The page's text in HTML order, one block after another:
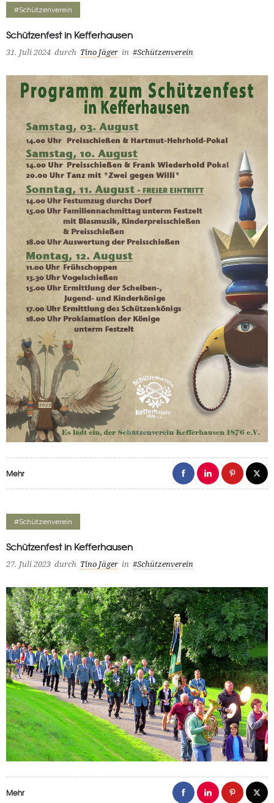
#Schützenverein
Schützenfest in Kefferhausen
31. Juli 2024 durch Tino Jäger in #Schützenverein
Mehr
#Schützenverein
Schützenfest in Kefferhausen
27. Juli 2023 durch Tino Jäger in #Schützenverein
Mehr